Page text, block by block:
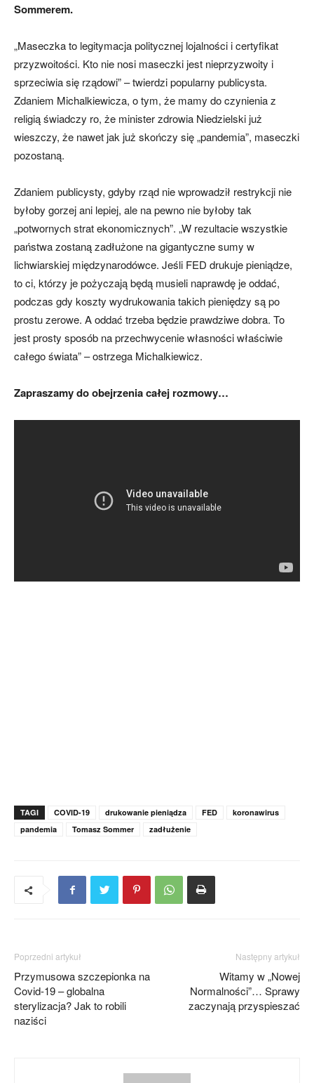
Sommerem.
„Maseczka to legitymacja politycznej lojalności i certyfikat
przyzwoitości. Kto nie nosi maseczki jest nieprzyzwoity i
sprzeciwia się rządowi” – twierdzi popularny publicysta.
Zdaniem Michalkiewicza, o tym, że mamy do czynienia z
religią świadczy ro, że minister zdrowia Niedzielski już
wieszczy, że nawet jak już skończy się „pandemia”, maseczki
pozostaną.
Zdaniem publicysty, gdyby rząd nie wprowadził restrykcji nie
byłoby gorzej ani lepiej, ale na pewno nie byłoby tak
„potwornych strat ekonomicznych”. „W rezultacie wszystkie
państwa zostaną zadłużone na gigantyczne sumy w
lichwiarskiej międzynarodówce. Jeśli FED drukuje pieniądze,
to ci, którzy je pożyczają będą musieli naprawdę je oddać,
podczas gdy koszty wydrukowania takich pieniędzy są po
prostu zerowe. A oddać trzeba będzie prawdziwe dobra. To
jest prosty sposób na przechwycenie własności właściwie
całego świata” – ostrzega Michalkiewicz.
Zapraszamy do obejrzenia całej rozmowy…
TAGI COVID-19 drukowanie pieniądza FED
koronawirus
pandemia
Tomasz Sommer zadłużenie
Poprzedni artykuł
Przymusowa szczepionka na
Covid-19 – globalna
sterylizacja? Jak to robili
naziści
Następny artykuł
Witamy w „Nowej
Normalności”… Sprawy
zaczynają przyspieszać